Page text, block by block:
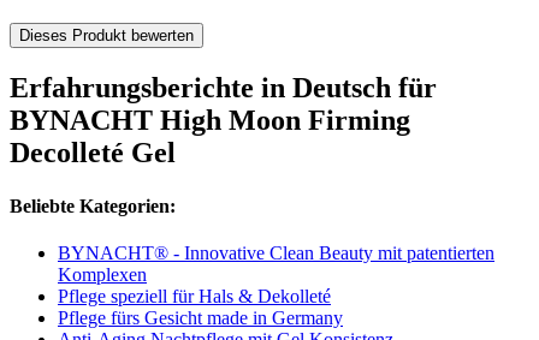
Dieses Produkt bewerten
Erfahrungsberichte in Deutsch für
BYNACHT High Moon Firming
Decolleté Gel
Beliebte Kategorien:
BYNACHT® - Innovative Clean Beauty mit patentierten
Komplexen
Pflege speziell für Hals & Dekolleté
Pflege fürs Gesicht made in Germany